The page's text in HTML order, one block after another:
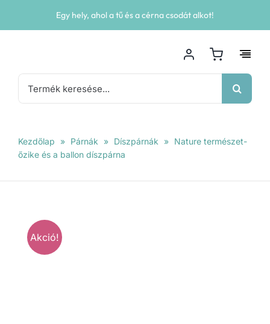
Egy hely, ahol a tű és a cérna csodát alkot!
Keresés...
Kezdőlap » Párnák » Díszpárnák » Nature természet-
őzike és a ballon díszpárna
Akció!